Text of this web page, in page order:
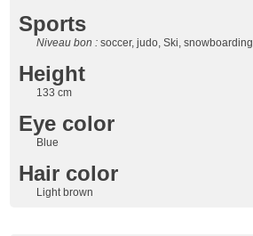
Sports
Niveau bon :soccer, judo, Ski, snowboarding
Height
133 cm
Eye color
Blue
Hair color
Light brown